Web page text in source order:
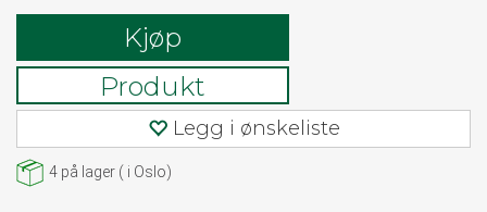
Kjøp
Produkt
Legg i ønskeliste
4 på lager ( i Oslo)